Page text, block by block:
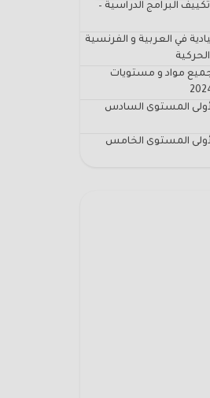
البرامج الدراسية –
في العربية و الفرنسية
مواد و مستويات
المستوى السادس
المستوى الخامس